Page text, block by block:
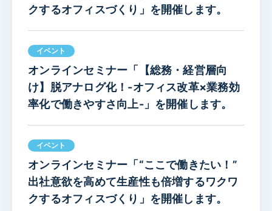
クするオフィスづくり」を開催します。
イベント
オンラインセミナー「【総務・経営層向
け】脱アナログ化！-オフィス改革×業務効
率化で働きやすさ向上-」を開催します。
イベント
オンラインセミナー「“ここで働きたい！”
出社意欲を高めて生産性も倍増するワクワ
クするオフィスづくり」を開催します。